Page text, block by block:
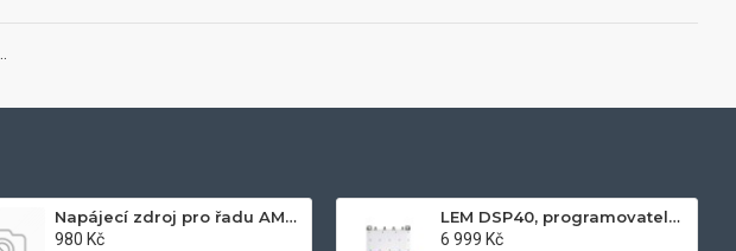
Napájecí zdroj pro řadu AM60xx, 24V, 2.1A
980 Kč
LEM DSP40, programovatelný zesilovač
6 999 Kč